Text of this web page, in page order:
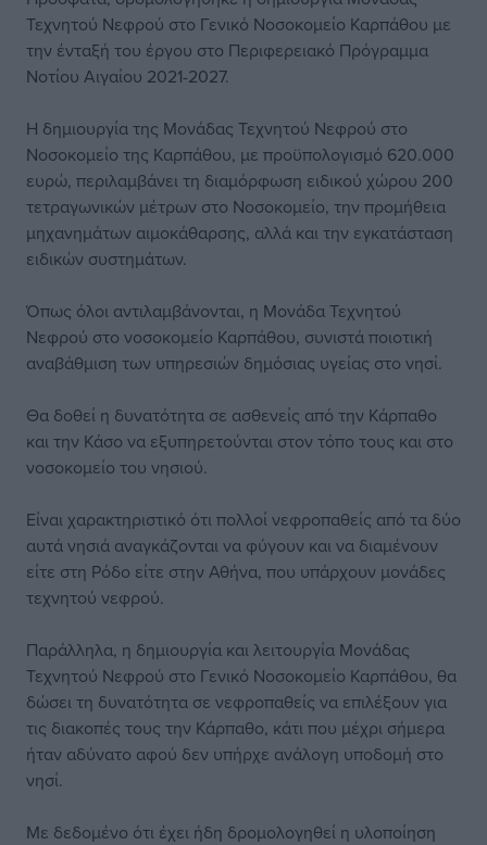
Τεχνητού Νεφρού στο Γενικό Νοσοκομείο Καρπάθου με
την ένταξή του έργου στο Περιφερειακό Πρόγραμμα
Νοτίου Αιγαίου 2021-2027.
Η δημιουργία της Μονάδας Τεχνητού Νεφρού στο
Νοσοκομείο της Καρπάθου, με προϋπολογισμό 620.000
ευρώ, περιλαμβάνει τη διαμόρφωση ειδικού χώρου 200
τετραγωνικών μέτρων στο Νοσοκομείο, την προμήθεια
μηχανημάτων αιμοκάθαρσης, αλλά και την εγκατάσταση
ειδικών συστημάτων.
Όπως όλοι αντιλαμβάνονται, η Μονάδα Τεχνητού
Νεφρού στο νοσοκομείο Καρπάθου, συνιστά ποιοτική
αναβάθμιση των υπηρεσιών δημόσιας υγείας στο νησί.
Θα δοθεί η δυνατότητα σε ασθενείς από την Κάρπαθο
και την Κάσο να εξυπηρετούνται στον τόπο τους και στο
νοσοκομείο του νησιού.
Είναι χαρακτηριστικό ότι πολλοί νεφροπαθείς από τα δύο
αυτά νησιά αναγκάζονται να φύγουν και να διαμένουν
είτε στη Ρόδο είτε στην Αθήνα, που υπάρχουν μονάδες
τεχνητού νεφρού.
Παράλληλα, η δημιουργία και λειτουργία Μονάδας
Τεχνητού Νεφρού στο Γενικό Νοσοκομείο Καρπάθου, θα
δώσει τη δυνατότητα σε νεφροπαθείς να επιλέξουν για
τις διακοπές τους την Κάρπαθο, κάτι που μέχρι σήμερα
ήταν αδύνατο αφού δεν υπήρχε ανάλογη υποδομή στο
νησί.
Με δεδομένο ότι έχει ήδη δρομολογηθεί η υλοποίηση